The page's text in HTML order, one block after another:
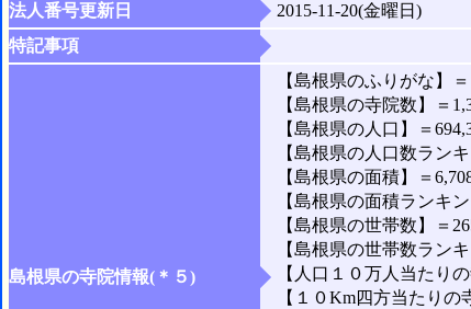
法人番号更新日
2015-11-20(金曜日)
特記事項
島根県の寺院情報(＊５)
【島根県のふりがな】
【島根県の寺院数】＝
【島根県の人口】＝
【島根県の人口数ラン
【島根県の面積】＝
【島根県の面積ランキ
【島根県の世帯数】＝
【島根県の世帯数ラン
【人口１０万人当たり
【１０Km四方当たりの